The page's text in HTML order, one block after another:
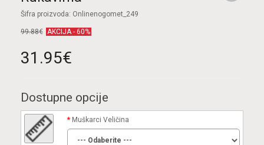
Šifra proizvoda: Onlinenogomet_249
99.88€ AKCIJA - 60%
31.95€
Dostupne opcije
Muškarci Veličina